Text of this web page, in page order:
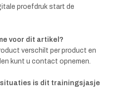
proefdruk start de
voor dit artikel?
verschilt per product en
kunt u contact opnemen.
is dit trainingsjasje